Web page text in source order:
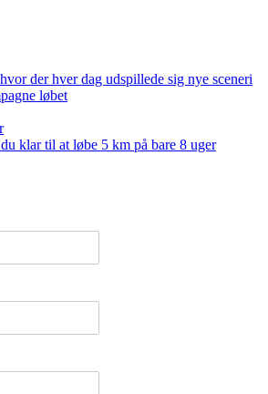
der hver dag udspillede sig nye sceneri
løbet
klar til at løbe 5 km på bare 8 uger